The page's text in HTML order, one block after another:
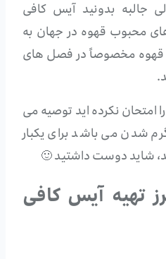
جالبه بدونید آیس کافی
محبوب قهوه در جهان به
قهوه مخصوصاً در فصل های
امتحان نکرده اید توصیه می
شدن می باشد برای یکبار
شاید دوست داشتید 🙂
تهیه آیس کافی